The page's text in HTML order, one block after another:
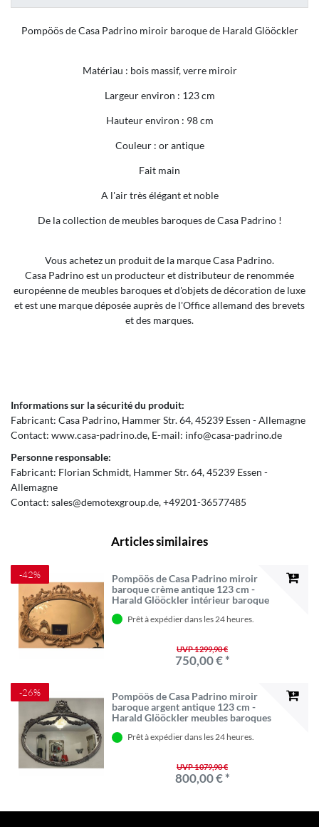
Pompöös de Casa Padrino miroir baroque de Harald Glööckler
Matériau : bois massif, verre miroir
Largeur environ : 123 cm
Hauteur environ : 98 cm
Couleur : or antique
Fait main
A l'air très élégant et noble
De la collection de meubles baroques de Casa Padrino !
Vous achetez un produit de la marque Casa Padrino.
Casa Padrino est un producteur et distributeur de renommée
européenne de meubles baroques et d'objets de décoration de luxe
et est une marque déposée auprès de l'Office allemand des brevets
et des marques.
Informations sur la sécurité du produit:
Fabricant: Casa Padrino Hammer Str.64 45239 Essen
Allemagne
Contact: www.casa-padrino.de E-mail: info@casa-padrino.de
Personne responsable:
Fabricant: Florian Schmidt Hammer Str.64 45239 Essen
Allemagne
Contact: sales@demotexgroup.de +49201-36577485
Articles similaires
-42%
Pompöös de Casa Padrino miroir
baroque crème antique 123 cm -
Harald Glööckler intérieur baroque
Prêt à expédier dans les 24 heures.
UVP 1 299,90 €
750,00 € *
-26%
Pompöös de Casa Padrino miroir
baroque argent antique 123 cm -
Harald Glööckler meubles baroques
Prêt à expédier dans les 24 heures.
UVP 1 079,90 €
800,00 € *